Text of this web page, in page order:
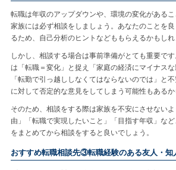
転職は年収のアップダウンや、環境の変化がある
家族には必ず相談をしましょう。あなたのことを
るため、自己分析のヒントなどももらえるかもしれ
しかし、相談する場合は事前準備がとても重要で
は「転職＝変化」と捉え「家庭の経済にマイナスな
「転勤で引っ越ししなくてはならないのでは」と
に対して否定的な意見をしてしまう可能性もあるか
そのため、相談をする際は家族を不安にさせない
由」「転職で実現したいこと」「目指す年収」な
をまとめてから相談をすると良いでしょう。
おすすめ転職相談先③転職経験のある友人・知